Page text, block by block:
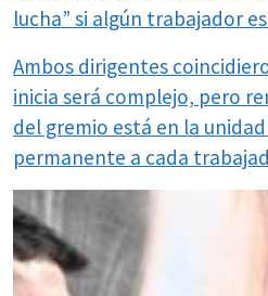
lucha” si algún trabajador
Ambos dirigentes
inicia será complejo, pero
del gremio está en la
permanente a cada